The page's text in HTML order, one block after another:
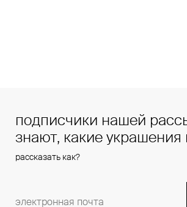
подписчики нашей
знают, какие украшения
рассказать как?